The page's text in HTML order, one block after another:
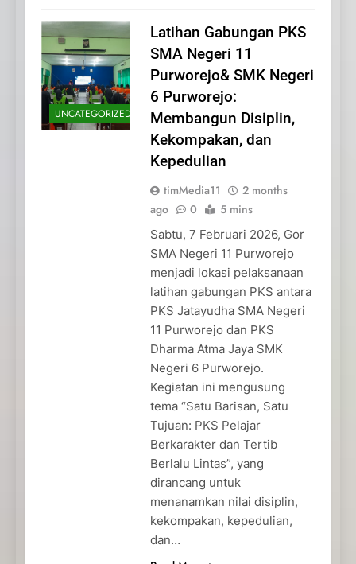
UNCATEGORIZED
Latihan Gabungan PKS
SMA Negeri 11
Purworejo& SMK Negeri
6 Purworejo:
Membangun Disiplin,
Kekompakan, dan
Kepedulian
timMedia11
2 months
ago
0 5 mins
Sabtu, 7 Februari 2026, Gor
SMA Negeri 11 Purworejo
menjadi lokasi pelaksanaan
latihan gabungan PKS antara
PKS Jatayudha SMA Negeri
11 Purworejo dan PKS
Dharma Atma Jaya SMK
Negeri 6 Purworejo.
Kegiatan ini mengusung
tema “Satu Barisan, Satu
Tujuan: PKS Pelajar
Berkarakter dan Tertib
Berlalu Lintas”, yang
dirancang untuk
menanamkan nilai disiplin,
kekompakan, kepedulian,
dan…